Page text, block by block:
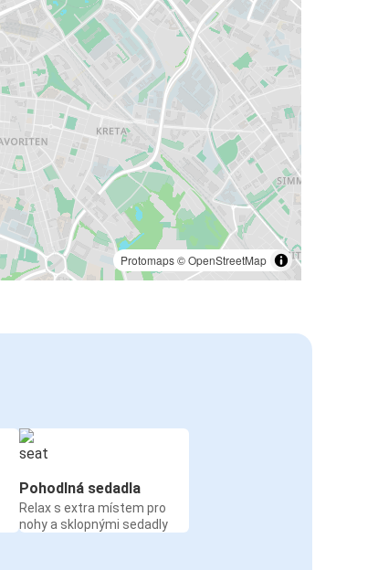
Protomaps©OpenStreetMap
Pohodlná sedadla
Relax s extra místem pro
nohy a sklopnými sedadly